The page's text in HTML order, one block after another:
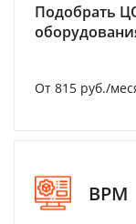
Подобрать
От 815 руб./
BPM